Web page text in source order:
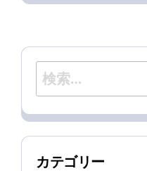
検
索:
カテゴリー